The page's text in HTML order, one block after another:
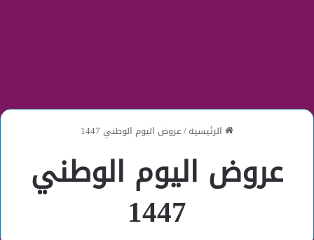
الرئيسية/عروض اليوم الوطني 1447
عروض اليوم الوطني
1447